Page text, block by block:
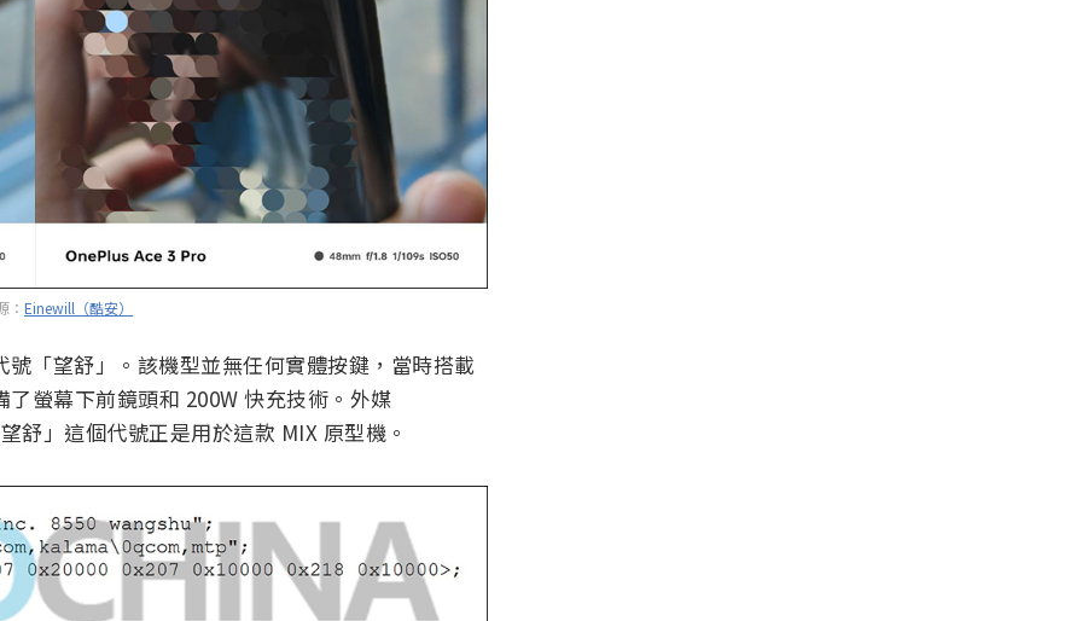
： Einewill（酷安）
「望舒」。該機型並無任何實體按鍵，當時搭載
螢幕下前鏡頭和 200W 快充技術。外媒
舒」這個代號正是用於這款 MIX 原型機。